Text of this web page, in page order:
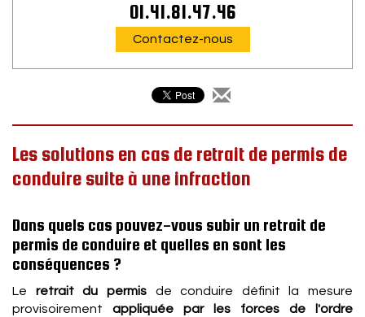
01.41.81.47.46
Contactez-nous
Les solutions en cas de retrait de permis de
conduire suite à une infraction
Dans quels cas pouvez-vous subir un retrait de
permis de conduire et quelles en sont les
conséquences ?
Le retrait du permisde conduire définit la mesure
provisoirement appliquée par les forces de l'ordre